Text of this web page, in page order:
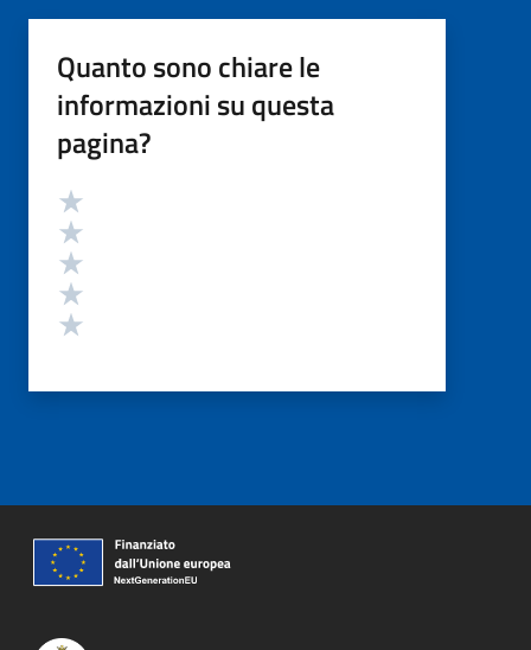
Quanto sono chiare le
informazioni su questa
pagina?
Valutazione